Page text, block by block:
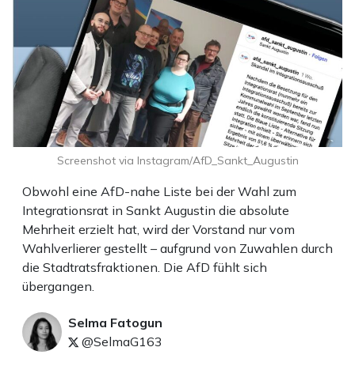
Obwohl eine AfD-nahe Liste bei der Wahl zum
Integrationsrat in Sankt Augustin die absolute
Mehrheit erzielt hat, wird der Vorstand nur vom
Wahlverlierer gestellt – aufgrund von Zuwahlen durch
die Stadtratsfraktionen. Die AfD fühlt sich
übergangen.
Selma Fatogun
@SelmaG163
Screenshot via Instagram/AfD_Sankt_Augustin